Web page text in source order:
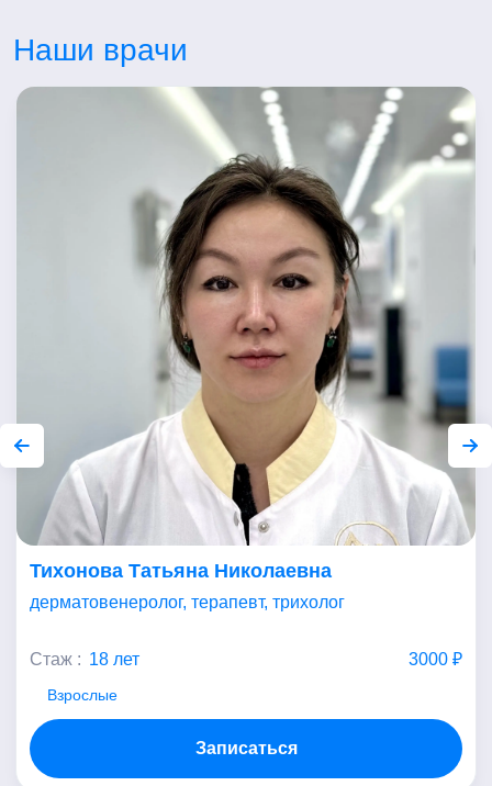
Наши врачи
Тихонова Татьяна Николаевна
дерматовенеролог, терапевт, трихолог
Стаж : 18 лет 3000 ₽
Взрослые
Записаться